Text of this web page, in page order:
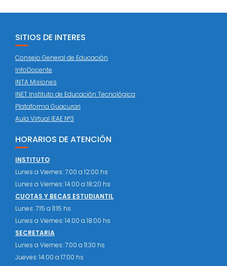
SITIOS DE INTERES
Consejo General de Educación
InfoDocente
INTA Misiones
INET Instituto de Educación Tecnológica
Plataforma Guacurari
Aula Virtual IEAE N°3
HORARIOS DE ATENCIÓN
INSTITUTO
Lunes a Viernes: 7:00 a 12:00 hs
Lunes a Viernes: 14:00 a 18:20 hs
CUOTAS Y BECAS ESTUDIANTIL
Lunes: 7:15 a 11:15 hs
Lunes a Viernes: 14:00 a 18:00 hs
SECRETARIA
Lunes a Viernes: 7:00 a 11:30 hs
Jueves: 14:00 a 17:00 hs